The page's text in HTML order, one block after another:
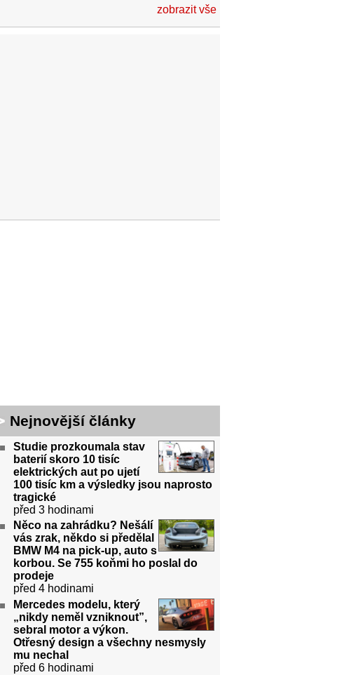
zobrazit vše
Nejnovější články
Studie prozkoumala stav
baterií skoro 10 tisíc
elektrických aut po ujetí
100 tisíc km a výsledky jsou naprosto
tragické
před 3 hodinami
Něco na zahrádku? Nešálí
vás zrak, někdo si předělal
BMW M4 na pick-up, auto s
korbou. Se 755 koňmi ho poslal do
prodeje
před 4 hodinami
Mercedes modelu, který
„nikdy neměl vzniknout”,
sebral motor a výkon.
Otřesný design a všechny nesmysly
mu nechal
před 6 hodinami